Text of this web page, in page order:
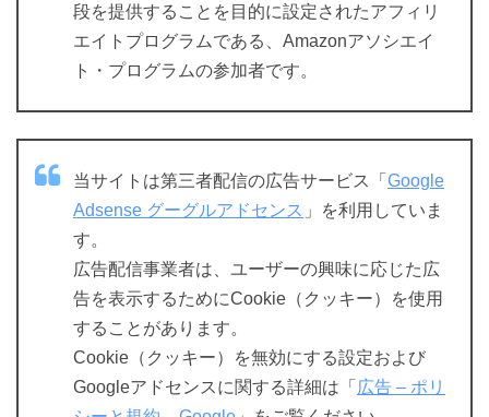
段を提供することを目的に設定されたアフィリ
エイトプログラムである、Amazonアソシエイ
ト・プログラムの参加者です。
当サイトは第三者配信の広告サービス「 Google
Adsense グーグルアドセンス 」を利用していま
す。
広告配信事業者は、ユーザーの興味に応じた広
告を表示するためにCookie（クッキー）を使用
することがあります。
Cookie（クッキー）を無効にする設定および
Googleアドセンスに関する詳細は「 広告 – ポリ